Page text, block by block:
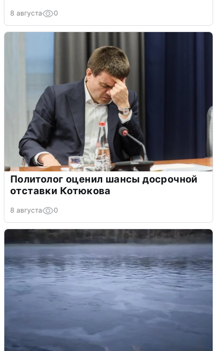
8 августа 0
Политолог оценил шансы досрочной
отставки Котюкова
8 августа 0